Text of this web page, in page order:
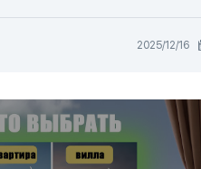
16‏/12‏/2025